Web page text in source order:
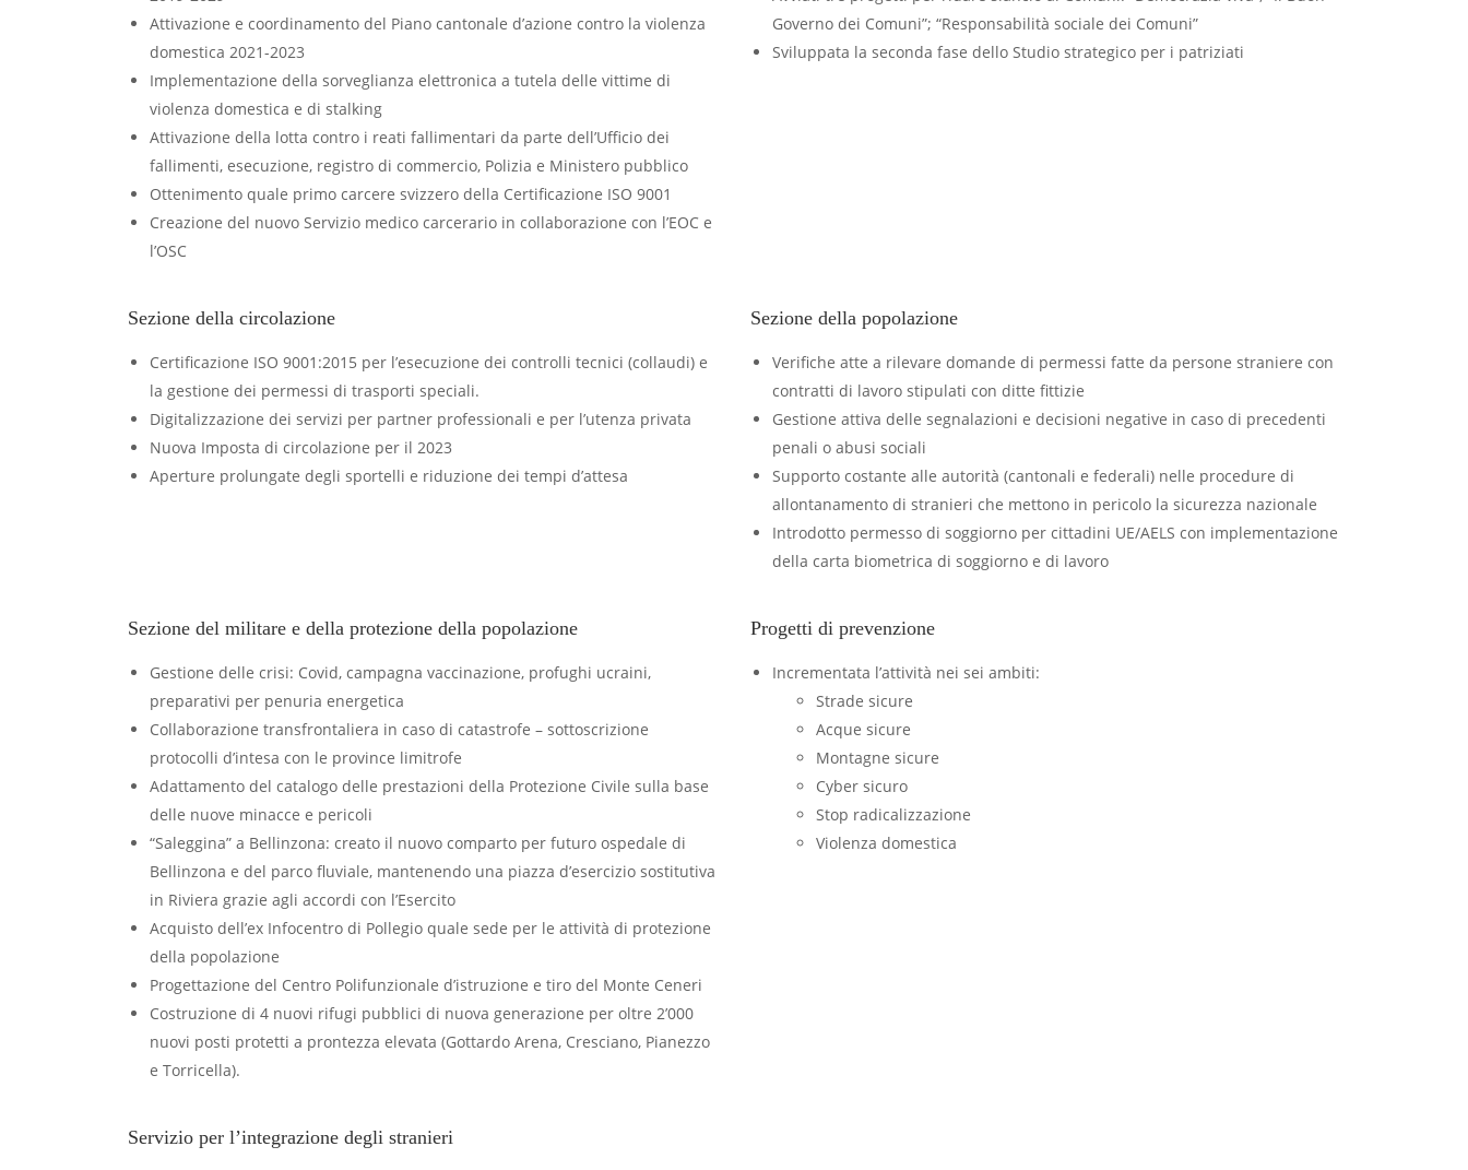
Attivazione e coordinamento del Piano cantonale d’azione contro la violenza
domestica 2021-2023
Implementazione della sorveglianza elettronica a tutela delle vittime di
violenza domestica e di stalking
Attivazione della lotta contro i reati fallimentari da parte dell’Ufficio dei
fallimenti, esecuzione, registro di commercio, Polizia e Ministero pubblico
Ottenimento quale primo carcere svizzero della Certificazione ISO 9001
Creazione del nuovo Servizio medico carcerario in collaborazione con l’EOC e
l’OSC
Governo dei Comuni”; “Responsabilità sociale dei Comuni”
Sviluppata la seconda fase dello Studio strategico per i patriziati
Sezione della circolazione
Certificazione ISO 9001:2015 per l’esecuzione dei controlli tecnici (collaudi) e
la gestione dei permessi di trasporti speciali.
Digitalizzazione dei servizi per partner professionali e per l’utenza privata
Nuova Imposta di circolazione per il 2023
Aperture prolungate degli sportelli e riduzione dei tempi d’attesa
Sezione della popolazione
Verifiche atte a rilevare domande di permessi fatte da persone straniere con
contratti di lavoro stipulati con ditte fittizie
Gestione attiva delle segnalazioni e decisioni negative in caso di precedenti
penali o abusi sociali
Supporto costante alle autorità (cantonali e federali) nelle procedure di
allontanamento di stranieri che mettono in pericolo la sicurezza nazionale
Introdotto permesso di soggiorno per cittadini UE/AELS con implementazione
della carta biometrica di soggiorno e di lavoro
Sezione del militare e della protezione della popolazione
Gestione delle crisi: Covid, campagna vaccinazione, profughi ucraini,
preparativi per penuria energetica
Collaborazione transfrontaliera in caso di catastrofe – sottoscrizione
protocolli d’intesa con le province limitrofe
Adattamento del catalogo delle prestazioni della Protezione Civile sulla base
delle nuove minacce e pericoli
“Saleggina” a Bellinzona: creato il nuovo comparto per futuro ospedale di
Bellinzona e del parco fluviale, mantenendo una piazza d’esercizio sostitutiva
in Riviera grazie agli accordi con l’Esercito
Acquisto dell’ex Infocentro di Pollegio quale sede per le attività di protezione
della popolazione
Progettazione del Centro Polifunzionale d’istruzione e tiro del Monte Ceneri
Costruzione di 4 nuovi rifugi pubblici di nuova generazione per oltre 2’000
nuovi posti protetti a prontezza elevata (Gottardo Arena, Cresciano, Pianezzo
e Torricella).
Progetti di prevenzione
Incrementata l’attività nei sei ambiti:
Strade sicure
Acque sicure
Montagne sicure
Cyber sicuro
Stop radicalizzazione
Violenza domestica
Servizio per l’integrazione degli stranieri